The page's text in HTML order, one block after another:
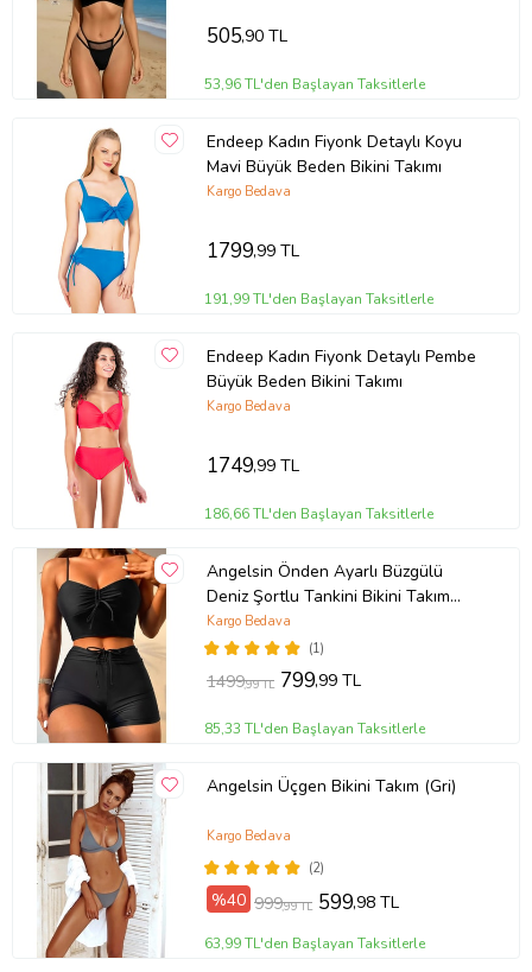
505,90 TL
53,96 TL'den Başlayan Taksitlerle
Endeep Kadın Fiyonk Detaylı Koyu
Mavi Büyük Beden Bikini Takımı
Kargo Bedava
1799,99 TL
191,99 TL'den Başlayan Taksitlerle
Endeep Kadın Fiyonk Detaylı Pembe
Büyük Beden Bikini Takımı
Kargo Bedava
1749,99 TL
186,66 TL'den Başlayan Taksitlerle
Angelsin Önden Ayarlı Büzgülü
Deniz Şortlu Tankini Bikini Takım
(Siyah)
(1)
Kargo Bedava
1499,99 TL 799,99 TL
85,33 TL'den Başlayan Taksitlerle
Angelsin Üçgen Bikini Takım (Gri)
(2)
Kargo Bedava
%40 999,99 TL 599,98 TL
63,99 TL'den Başlayan Taksitlerle